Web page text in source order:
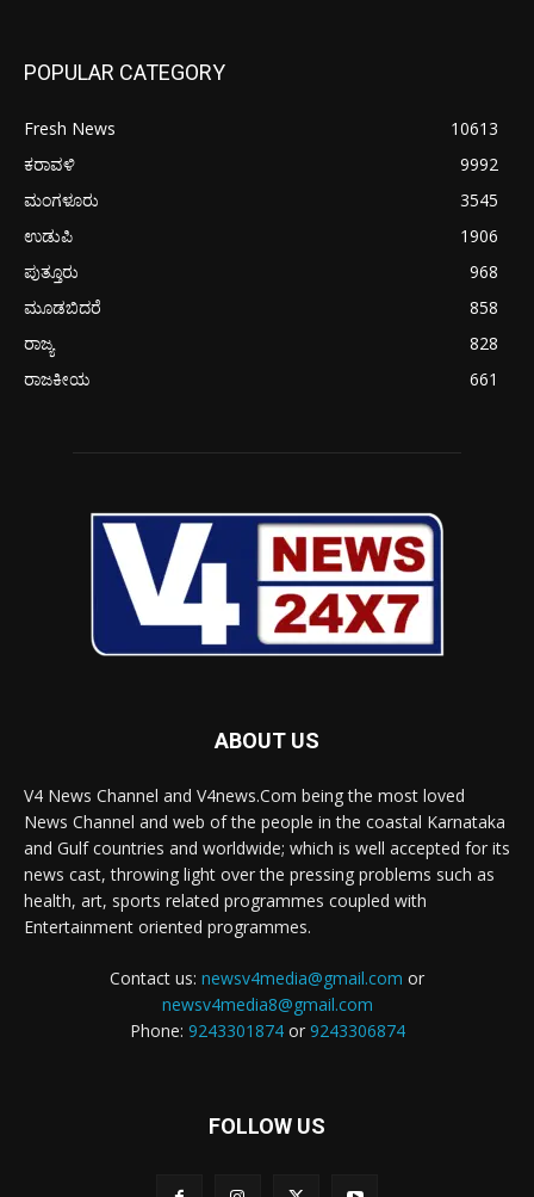
POPULAR CATEGORY
Fresh News
10613
ಕರಾವಳಿ
9992
ಮಂಗಳೂರು
3545
ಉಡುಪಿ
1906
ಪುತ್ತೂರು
968
ಮೂಡಬಿದರೆ
858
ರಾಜ್ಯ
828
ರಾಜಕೀಯ
661
ABOUT US
V4 News Channel and V4news.Com being the most loved
News Channel and web of the people in the coastal Karnataka
and Gulf countries and worldwide; which is well accepted for its
news cast, throwing light over the pressing problems such as
health, art, sports related programmes coupled with
Entertainment oriented programmes.
Contact us: newsv4media@gmail.com or
newsv4media8@gmail.com
Phone: 9243301874or 9243306874
FOLLOW US